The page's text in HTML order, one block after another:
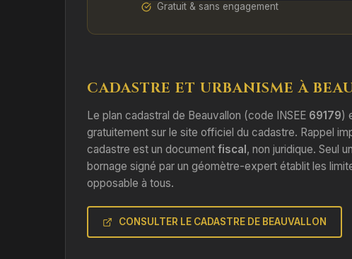
Gratuit & sans engagement
CADASTRE ET URBANISME À
Le plan cadastral de Beauvallon (code INSEE 69179)
gratuitement sur le site officiel du cadastre. Rappel
cadastre est un document fiscal, non juridique. Seul
bornage signé par un géomètre-expert établit les
opposable à tous.
CONSULTER LE CADASTRE DE BEAUVALLON